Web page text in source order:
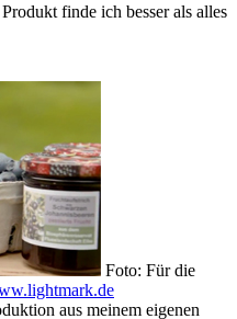
finde ich besser als alles
Foto: Für die
aus meinem eigenen